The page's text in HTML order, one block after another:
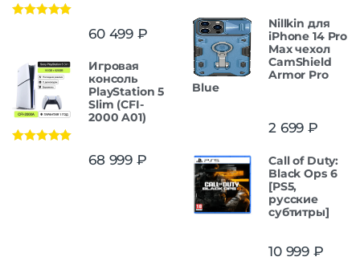
60 499 ₽
Игровая
консоль
PlayStation 5
Slim (CFI-
2000 A01)
68 999 ₽
Nillkin для
iPhone 14 Pro
Max чехол
CamShield
Armor Pro
Blue
2 699 ₽
Call of Duty:
Black Ops 6
[PS5,
русские
субтитры]
10 999 ₽